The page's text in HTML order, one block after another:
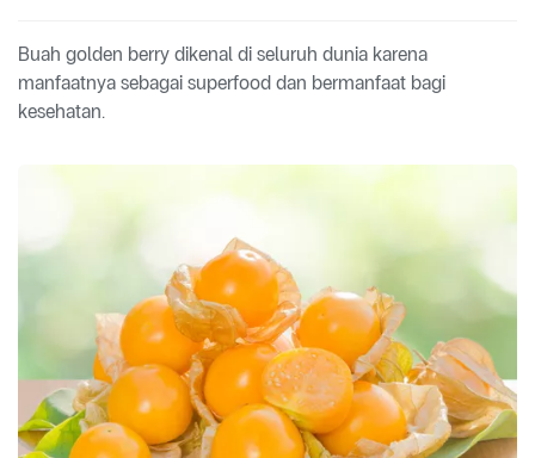
Buah golden berry dikenal di seluruh dunia karena
manfaatnya sebagai superfood dan bermanfaat bagi
kesehatan.